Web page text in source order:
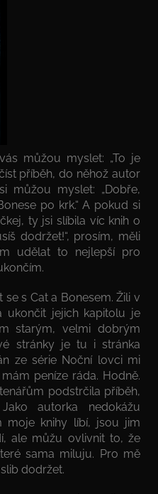
můžou myslet: „To je
příběh, do něhož autor
můžou myslet: „Dobře,
po krk.“ A pokud si
ty jsi slíbila víc knih o
dodržet!“, prosím, měli
udělat to nejlepší pro
s Cat a Bonesem. Žili v
ukončit jejich kapitolu je
starým, velmi dobrým
stránky je tu i stránka
ze série Noční lovci mi
peníze ráda. Hodně.
podstrčila příběh,
autorka nedokážu
moje knihy líbí, jsou jim
ale můžu ovlivnit to, že
sama miluju. Pro mě
dodržet.